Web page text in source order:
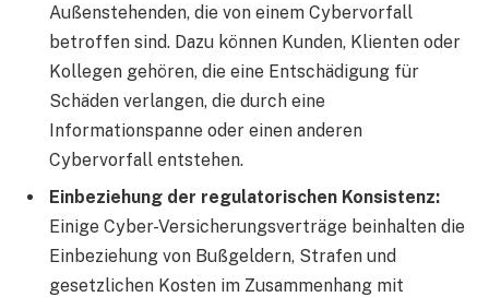
Außenstehenden, die von einem Cybervorfall
betroffen sind. Dazu können Kunden, Klienten oder
Kollegen gehören, die eine Entschädigung für
Schäden verlangen, die durch eine
Informationspanne oder einen anderen
Cybervorfall entstehen.
Einbeziehung der regulatorischen Konsistenz:
Einige Cyber-Versicherungsverträge beinhalten die
Einbeziehung von Bußgeldern, Strafen und
gesetzlichen Kosten im Zusammenhang mit